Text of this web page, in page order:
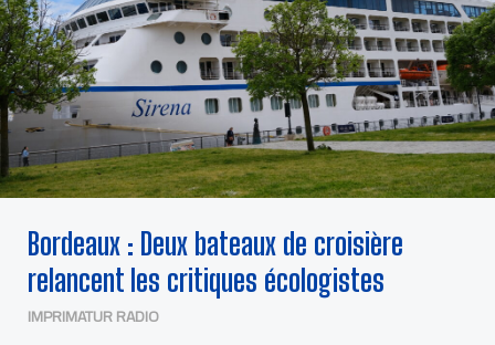
Bordeaux : Deux bateaux de croisière
relancent les critiques écologistes
IMPRIMATUR RADIO